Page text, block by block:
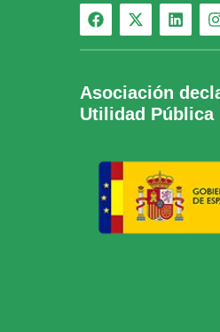
Asociación
Utilidad Pública